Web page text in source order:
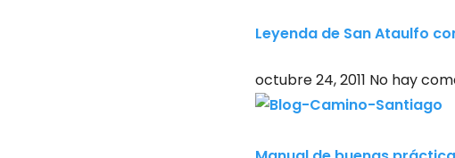
Leyenda de San Ataulfo
octubre 24, 2011 No hay